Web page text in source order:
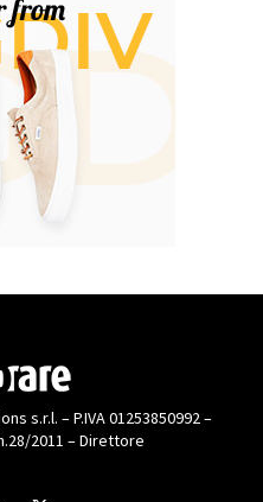
s.r.l. – P.IVA 01253850992 –
2011 – Direttore